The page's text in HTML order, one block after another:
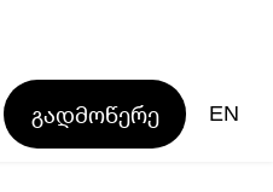
გადმოწერე EN